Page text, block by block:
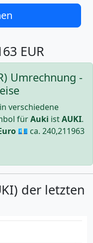
EUR
Umrechnung -
in verschiedene
fürAuki istAUKI.
💶 ca. 240,211963
der letzten